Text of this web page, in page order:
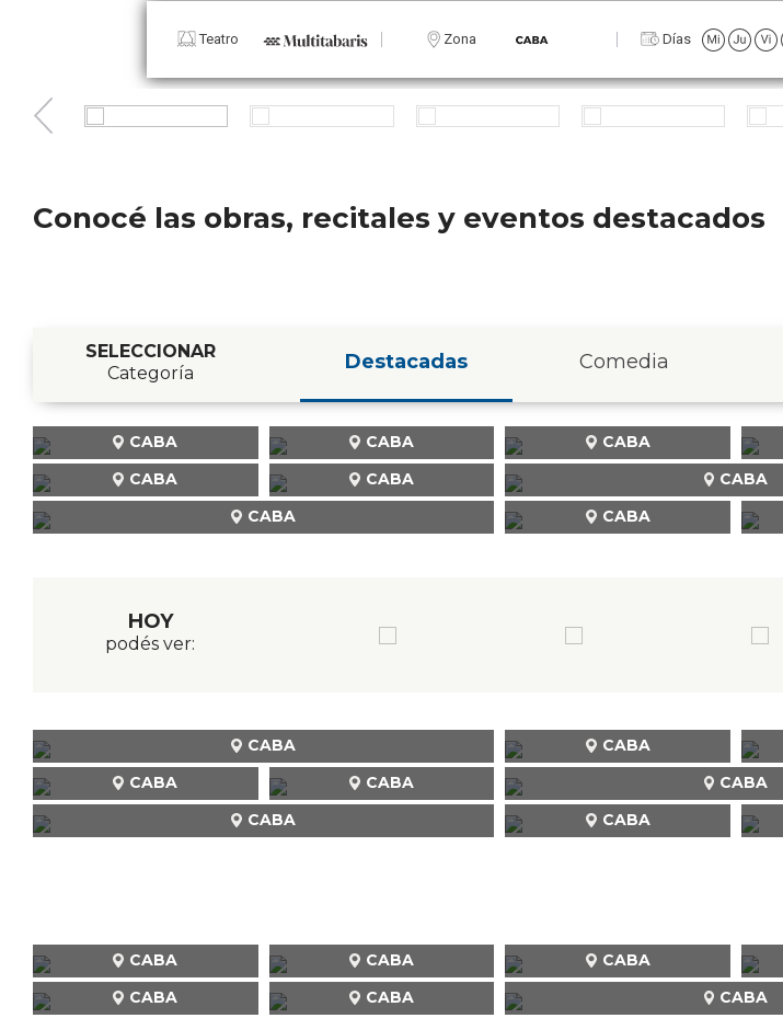
Teatro Zona Días
Conocé las obras, recitales y eventos destacados
SELECCIONAR
Categoría
Destacadas Comedia
CABA CABA CABA
CABA
CABA CABA
CABA
CABA
HOY
podés ver:
CABA CABA
CABA
CABA CABA
CABA
CABA
CABA CABA CABA
CABA
CABA CABA